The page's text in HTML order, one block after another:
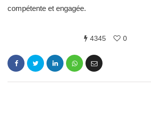
compétente et engagée.
4345 0